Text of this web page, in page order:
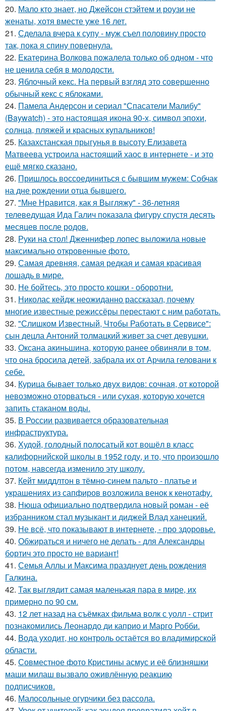
20. Мало кто знает, но Джейсон стэйтем и роузи не
женаты, хотя вместе уже 16 лет.
21. Сделала вчера к супу - муж съел половину просто
так, пока я спину повернула.
22. Екатерина Волкова пожалела только об одном - что
не ценила себя в молодости.
23. Яблочный кекс. На первый взгляд это совершенно
обычный кекс с яблоками.
24. Памела Андерсон и сериал "Спасатели Малибу"
(Baywatch) - это настоящая икона 90-х, символ эпохи,
солнца, пляжей и красных купальников!
25. Казахстанская прыгунья в высоту Елизавета
Матвеева устроила настоящий хаос в интернете - и это
ещё мягко сказано.
26. Пришлось воссоединиться с бывшим мужем: Собчак
на дне рождении отца бывшего.
27. "Мне Нравится, как я Выгляжу" - 36-летняя
телеведущая Ида Галич показала фигуру спустя десять
месяцев после родов.
28. Руки на стол! Дженнифер лопес выложила новые
максимально откровенные фото.
29. Самая древняя, самая редкая и самая красивая
лошадь в мире.
30. Не бойтесь, это просто кошки - оборотни.
31. Николас кейдж неожиданно рассказал, почему
многие известные режиссёры перестают с ним работать.
32. "Слишком Известный, Чтобы Работать в Сервисе":
сын децла Антоний толмацкий живет за счет девушки.
33. Оксана акиньшина, которую ранее обвиняли в том,
что она бросила детей, забрала их от Арчила геловани к
себе.
34. Курица бывает только двух видов: сочная, от которой
невозможно оторваться - или сухая, которую хочется
запить стаканом воды.
35. В России развивается образовательная
инфраструктура.
36. Худой, голодный полосатый кот вошёл в класс
калифорнийской школы в 1952 году, и то, что произошло
потом, навсегда изменило эту школу.
37. Кейт миддлтон в тёмно-синем пальто - платье и
украшениях из сапфиров возложила венок к кенотафу.
38. Нюша официально подтвердила новый роман - её
избранником стал музыкант и диджей Влад ханецкий.
39. Не всё, что показывают в интернете, - про здоровье.
40. Обжираться и ничего не делать - для Александры
бортич это просто не вариант!
41. Семья Аллы и Максима празднует день рождения
Галкина.
42. Так выглядит самая маленькая пара в мире, их
примерно по 90 см.
43. 12 лет назад на съёмках фильма волк с уолл - стрит
познакомились Леонардо ди каприо и Марго Робби.
44. Вода уходит, но контроль остаётся во владимирской
области.
45. Совместное фото Кристины асмус и её близняшки
маши милаш вызвало оживлённую реакцию
подписчиков.
46. Малосольные огурчики без рассола.